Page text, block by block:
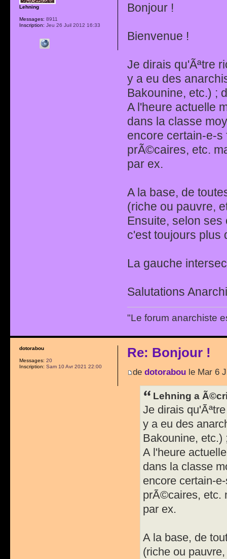
Bonjour !
Bienvenue !
Je dirais qu'Ãªtre
y a eu des
Bakounine, etc.) ;
A l'heure actuelle
dans la classe
encore certain-e-s
prÃ©caires, etc.
par ex.
A la base, de
(riche ou pauvre,
Ensuite, selon
c'est toujours plus
La gauche
Salutations
"Le forum anarchiste
Lehning
Messages: 8911
Inscription: Jeu 26 Juil 2012 16:33
Re: Bonjour !
de dotoraboule Mar 6
Lehning a
Je dirais
y a eu des
Bakounine, etc.)
A l'heure
dans la classe
encore certain-
prÃ©caires, etc.
par ex.
A la base, de
(riche ou
dotorabou
Messages: 20
Inscription: Sam 10 Avr 2021 22:00